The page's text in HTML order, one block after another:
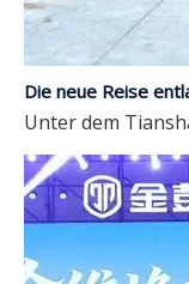
Unter dem